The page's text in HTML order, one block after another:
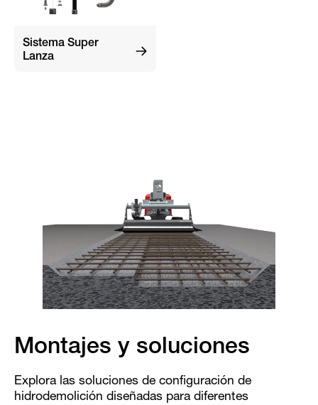
Sistema Super
Lanza
Montajes y soluciones
Explora las soluciones de configuración de
hidrodemolición diseñadas para diferentes